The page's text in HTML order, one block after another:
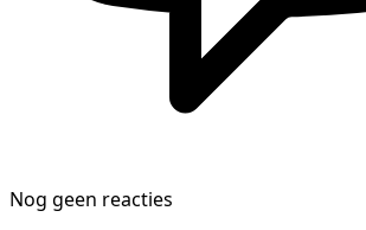
Nog geen reacties